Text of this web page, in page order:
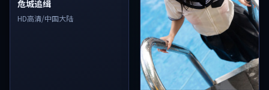
危城追缉
HD高清/中国大陆